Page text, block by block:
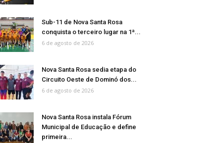
Sub-11 de Nova Santa Rosa
conquista o terceiro lugar na 1ª...
6 de agosto de 2026
Nova Santa Rosa sedia etapa do
Circuito Oeste de Dominó dos...
6 de agosto de 2026
Nova Santa Rosa instala Fórum
Municipal de Educação e define
primeira...